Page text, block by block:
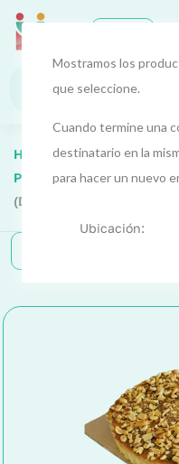
Mostramos los
que seleccione.
Cuando termine una
destinatario en la
para hacer un nuevo
Ubicación:
Home Alimentos Y
Postres Y Helados
Pie
(Dolce Tentazione) 22 X 3